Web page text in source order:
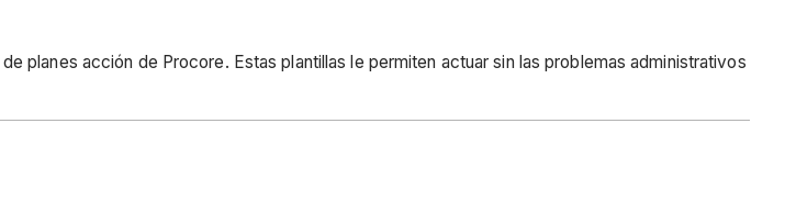
planes acción de Procore. Estas plantillas le permiten actuar sin las problemas administrativos